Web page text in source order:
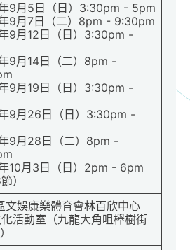
9月5日（日）3:30pm - 5pm
9月7日（二）8pm - 9:30pm
9月12日（日）3:30pm -
9月14日（二）8pm -
9月19日（日）3:30pm -
9月26日（日）3:30pm -
9月28日（二）8pm -
10月3日（日）2pm - 6pm
）
文娛康樂體育會林百欣中心
活動室（九龍大角咀櫸樹街